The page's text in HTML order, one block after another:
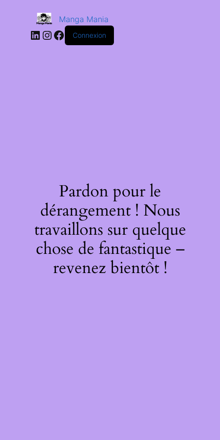
Manga Mania
Connexion
Pardon pour le
dérangement ! Nous
travaillons sur quelque
chose de fantastique –
revenez bientôt !